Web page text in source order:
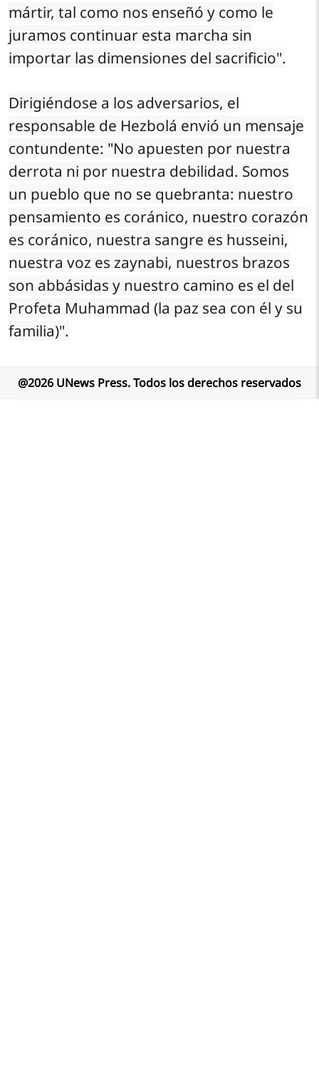
mártir, tal como nos enseñó y como le
juramos continuar esta marcha sin
importar las dimensiones del sacrificio".
Dirigiéndose a los adversarios, el
responsable de Hezbolá envió un mensaje
contundente: "No apuesten por nuestra
derrota ni por nuestra debilidad. Somos
un pueblo que no se quebranta: nuestro
pensamiento es coránico, nuestro corazón
es coránico, nuestra sangre es husseini,
nuestra voz es zaynabi, nuestros brazos
son abbásidas y nuestro camino es el del
Profeta Muhammad (la paz sea con él y su
familia)".
@2026 UNews Press.Todos los derechos reservados